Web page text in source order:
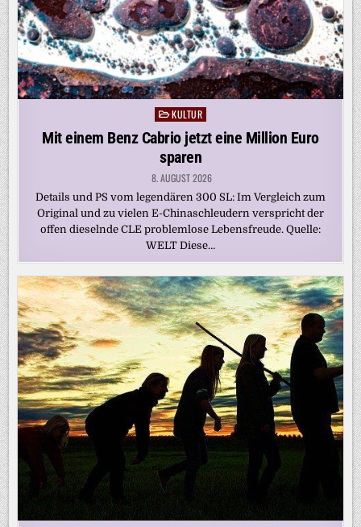
Posted
in
KULTUR
Mit einem Benz Cabrio jetzt eine Million Euro
sparen
8. AUGUST 2026
Details und PS vom legendären 300 SL: Im Vergleich zum
Original und zu vielen E-Chinaschleudern verspricht der
offen dieselnde CLE problemlose Lebensfreude. Quelle:
WELT Diese…